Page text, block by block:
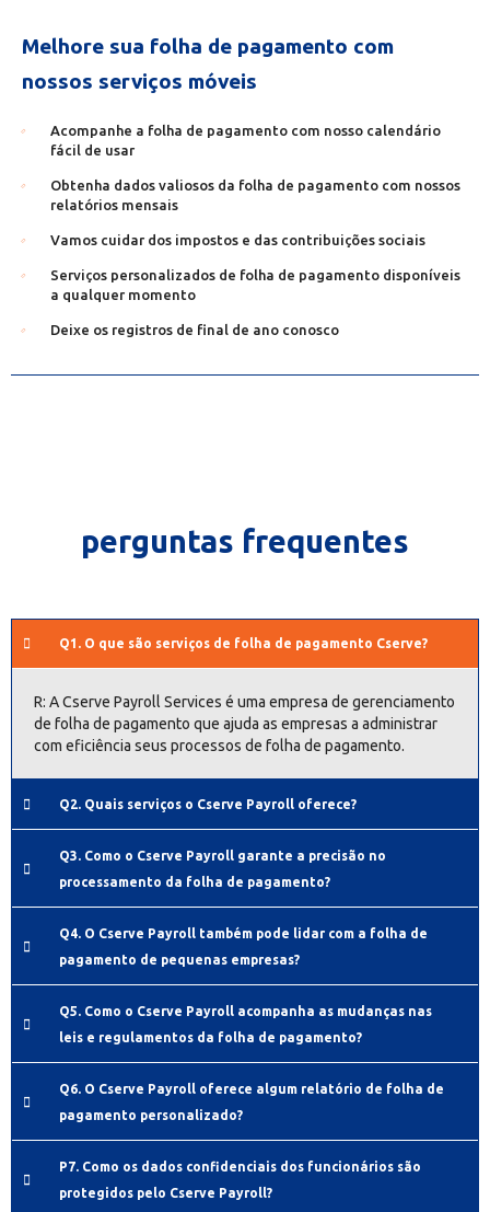
Melhore sua folha de pagamento com
nossos serviços móveis
Acompanhe a folha de pagamento com nosso calendário
fácil de usar
Obtenha dados valiosos da folha de pagamento com nossos
relatórios mensais
Vamos cuidar dos impostos e das contribuições sociais
Serviços personalizados de folha de pagamento disponíveis
a qualquer momento
Deixe os registros de final de ano conosco
perguntas frequentes
Q1. O que são serviços de folha de pagamento Cserve?
R: A Cserve Payroll Services é uma empresa de gerenciamento
de folha de pagamento que ajuda as empresas a administrar
com eficiência seus processos de folha de pagamento.
Q2. Quais serviços o Cserve Payroll oferece?
Q3. Como o Cserve Payroll garante a precisão no
processamento da folha de pagamento?
Q4. O Cserve Payroll também pode lidar com a folha de
pagamento de pequenas empresas?
Q5. Como o Cserve Payroll acompanha as mudanças nas
leis e regulamentos da folha de pagamento?
Q6. O Cserve Payroll oferece algum relatório de folha de
pagamento personalizado?
P7. Como os dados confidenciais dos funcionários são
protegidos pelo Cserve Payroll?